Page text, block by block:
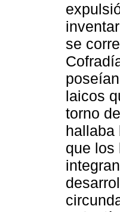
se
laicos
torno
hallaba
que los